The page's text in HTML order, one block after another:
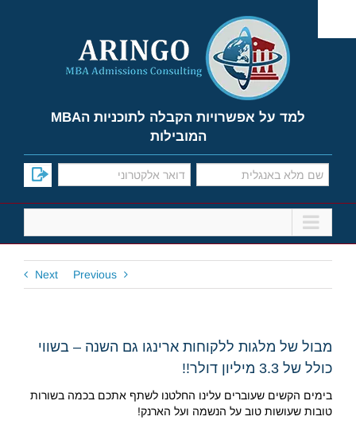
content
למד על אפשרויות הקבלה לתוכניות הMBA
המובילות
Previous
Next
מבול של מלגות ללקוחות ארינגו גם השנה – בשווי
כולל של 3.3 מיליון דולר!!
בימים הקשים שעוברים עלינו החלטנו לשתף אתכם בכמה בשורות
טובות שעושות טוב על הנשמה ועל הארנק!